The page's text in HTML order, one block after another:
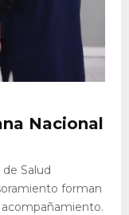
Nacional
Salud
forman